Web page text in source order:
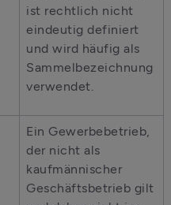
ist rechtlich nicht
eindeutig definiert
und wird häufig als
Sammelbezeichnung
verwendet.
Ein Gewerbebetrieb,
der nicht als
kaufmännischer
Geschäftsbetrieb gilt